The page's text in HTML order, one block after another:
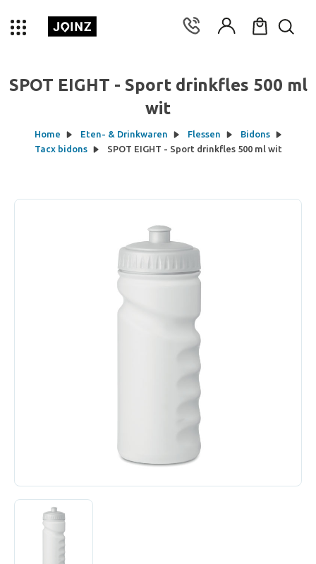
SPOT EIGHT - Sport drinkfles 500 ml
wit
Home Eten- & Drinkwaren Flessen
Bidons
Tacx bidons
SPOT EIGHT - Sport drinkfles 500 ml wit